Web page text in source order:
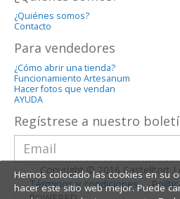
¿Quiénes somos?
Contacto
Para vendedores
¿Cómo abrir una tienda?
Funcionamiento Artesanum
Hacer fotos que vendan
AYUDA
Regístrese a nuestro
Copyright © 2016 Castelltort
Términos y condiciones
Hemos colocado las cookies en su
hacer este sitio web mejor. Puede